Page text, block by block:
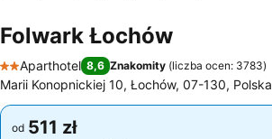
Folwark Łochów
2 Kategoria
Aparthotel 8,6 Znakomity (liczba ocen: 3783)
Marii Konopnickiej 10, Łochów, 07-130, Polska
od 511 zł
od 511 zł